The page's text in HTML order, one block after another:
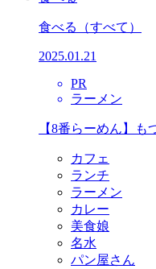
食べる （すべて）
2025.01.21
PR
ラーメン
【8番らーめん】
カフェ
ランチ
ラーメン
カレー
美食娘
名水
パン屋さん